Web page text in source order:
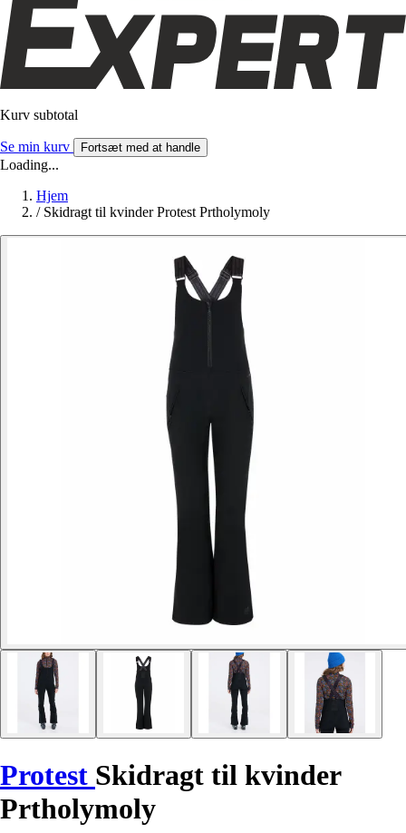
Kurv subtotal
Se min kurv Fortsæt med at handle
Loading...
Hjem
/ Skidragt til kvinder Protest Prtholymoly
Protest Skidragt til kvinder
Prtholymoly